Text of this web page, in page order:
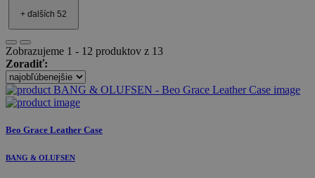
+ ďalších 52
Zobrazujeme 1 - 12 produktov z 13
Zoradiť:
Beo Grace Leather Case
BANG & OLUFSEN